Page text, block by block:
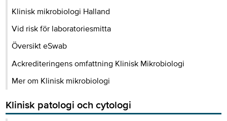
Klinisk mikrobiologi Halland
Vid risk för laboratoriesmitta
Översikt eSwab
Ackrediteringens omfattning Klinisk Mikrobiologi
Mer om Klinisk mikrobiologi
Klinisk patologi och cytologi